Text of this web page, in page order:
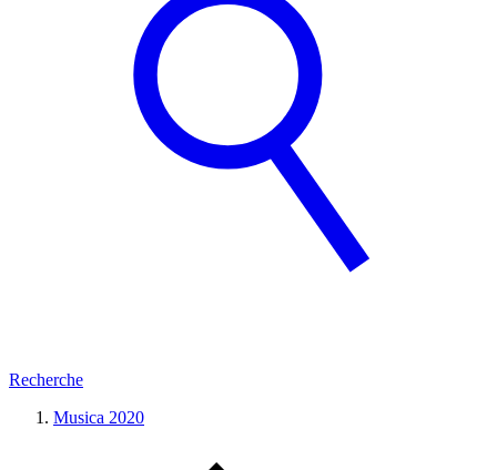
Recherche
Musica 2020